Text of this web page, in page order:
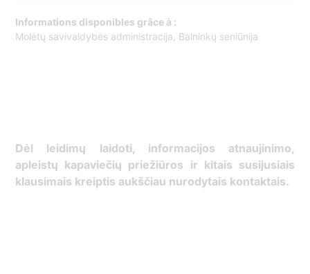
Informations disponibles grâce à :
Molėtų savivaldybės administracija, Balninkų seniūnija
Dėl leidimų laidoti, ​informacijos atnaujinimo,
apleistų kapaviečių priežiūros ir kitais susijusiais
klausimais kreiptis ​aukščiau nurodytais kontaktais.